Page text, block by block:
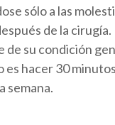
sólo a las
de la
de su condición
es hacer 30
semana.